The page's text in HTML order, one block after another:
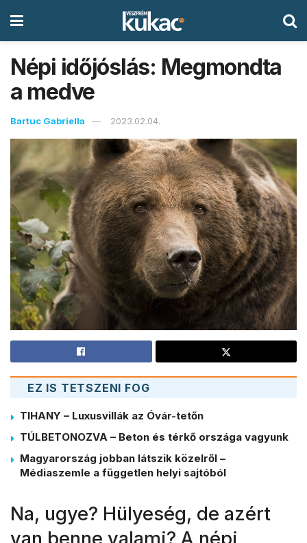
Népi időjóslás: Megmondta
a medve
Bartuc Gabriella 2023.02.04.
EZ IS TETSZENI FOG
TIHANY – Luxusvillák az Óvár-tetőn
TÚLBETONOZVA – Beton és térkő országa vagyunk
Magyarország jobban látszik közelről –
Médiaszemle a független helyi sajtóból
Na, ugye? Hülyeség, de azért